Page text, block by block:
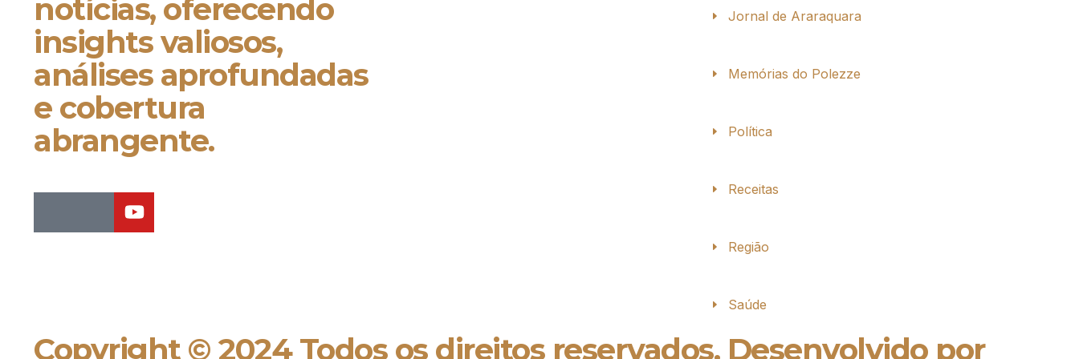
notícias, oferecendo
insights valiosos,
análises aprofundadas
e cobertura
abrangente.
Jornal de Araraquara
Memórias do Polezze
Política
Receitas
Região
Saúde
Copyright © 2024 Todos os direitos reservados. Desenvolvido por